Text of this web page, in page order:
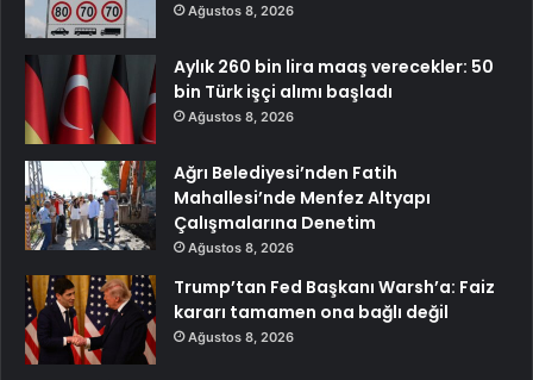
Ağustos 8, 2026
Aylık 260 bin lira maaş verecekler: 50
bin Türk işçi alımı başladı
Ağustos 8, 2026
Ağrı Belediyesi’nden Fatih
Mahallesi’nde Menfez Altyapı
Çalışmalarına Denetim
Ağustos 8, 2026
Trump’tan Fed Başkanı Warsh’a: Faiz
kararı tamamen ona bağlı değil
Ağustos 8, 2026